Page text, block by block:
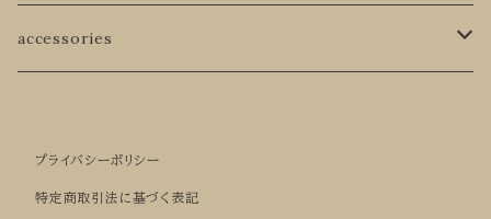
South sea keshi pearl
Nuance pearl charm
accessories
pierce/earring
プライバシーポリシー
特定商取引法に基づく表記